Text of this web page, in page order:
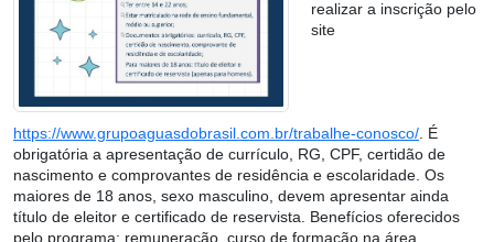
realizar a inscrição pelo
site
https://www.grupoaguasdobrasil.com.br/trabalhe-conosco/ . É
obrigatória a apresentação de currículo, RG, CPF, certidão de
nascimento e comprovantes de residência e escolaridade. Os
maiores de 18 anos, sexo masculino, devem apresentar ainda
título de eleitor e certificado de reservista. Benefícios oferecidos
pelo programa: remuneração, curso de formação na área